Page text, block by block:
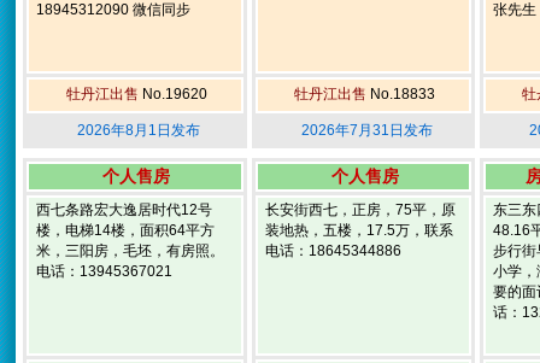
18945312090 微信同步
牡丹江出售 No.19620
2026年8月1日发布
牡丹江出售 No.18833
2026年7月31日发布
张先
牡
个人售房
西七条路宏大逸居时代12号
楼，电梯14楼，面积64平方
米，三阳房，毛坯，有房照。
电话：13945367021
个人售房
长安街西七，正房，75平，原
装地热，五楼，17.5万，联系
电话：18645344886
东三东
48.16
步行街
小学，
要的面
话：